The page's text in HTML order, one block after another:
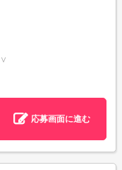
応募画面に進む